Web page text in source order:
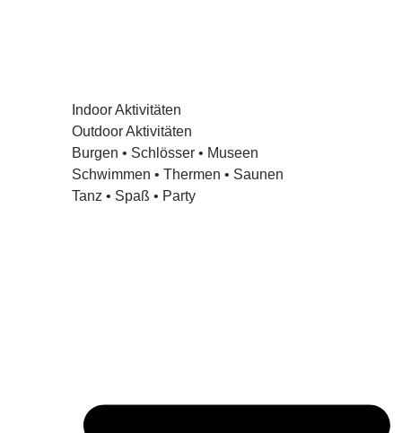
Indoor Aktivitäten
Outdoor Aktivitäten
Burgen • Schlösser • Museen
Schwimmen • Thermen • Saunen
Tanz • Spaß • Party